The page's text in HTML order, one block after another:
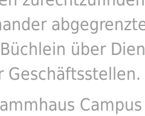
über
Geschäftsstellen.